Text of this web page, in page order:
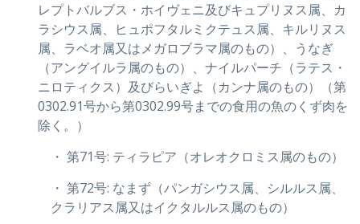
レプトバルブス・ホイヴェニ及びキュプリヌス属、カ
ラシウス属、ヒュポフタルミクテュス属、キルリヌス
属、ラベオ属又はメガロブラマ属のもの）、うなぎ
（アングイルラ属のもの）、ナイルパーチ（ラテス・
ニロティクス）及びらいぎよ（カンナ属のもの）（第
0302.91号から第0302.99号までの食用の魚のくず肉を
除く。）
・ 第71号: ティラピア（オレオクロミス属のもの）
・ 第72号: なまず（パンガシウス属、シルルス属、
クラリアス属又はイクタルルス属のもの）